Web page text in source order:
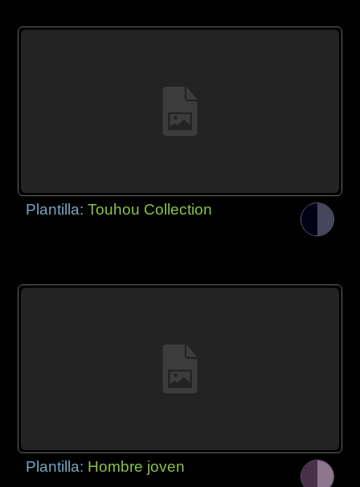
Plantilla:Touhou Collection
Plantilla: Hombre joven